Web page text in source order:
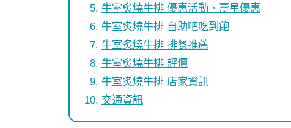
牛室炙燒牛排 優惠活動、壽星優惠
牛室炙燒牛排 自助吧吃到飽
牛室炙燒牛排 排餐推薦
牛室炙燒牛排 評價
牛室炙燒牛排 店家資訊
交通資訊